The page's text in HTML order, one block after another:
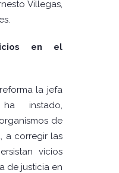
Villegas,
en el
la jefa
instado,
de
a corregir las
vicios
de justicia en